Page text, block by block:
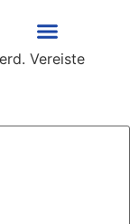
Vereiste